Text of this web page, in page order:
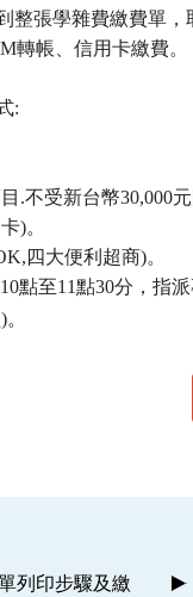
張學雜費繳費單，
帳、信用卡繳費。
:
.不受新台幣30,000元
)。
四大便利超商)。
點至11點30分，指
)。
列印步驟及繳